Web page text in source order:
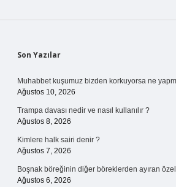
Sidebar
Son Yazılar
Muhabbet kuşumuz bizden korkuyorsa ne
Ağustos 10, 2026
Trampa davası nedir ve nasıl kullanılır ?
Ağustos 8, 2026
Kimlere halk sairi denir ?
Ağustos 7, 2026
Boşnak böreğinin diğer böreklerden ayıran
Ağustos 6, 2026